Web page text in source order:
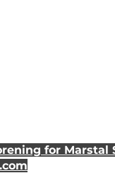
for Marstal